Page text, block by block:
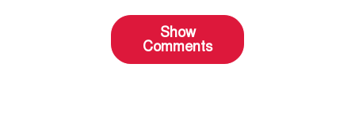
Show
Comments